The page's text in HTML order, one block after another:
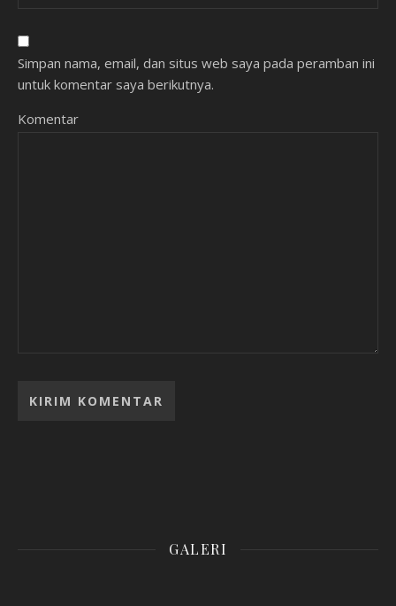
Simpan nama, email, dan situs web saya pada peramban ini
untuk komentar saya berikutnya.
Komentar
GALERI